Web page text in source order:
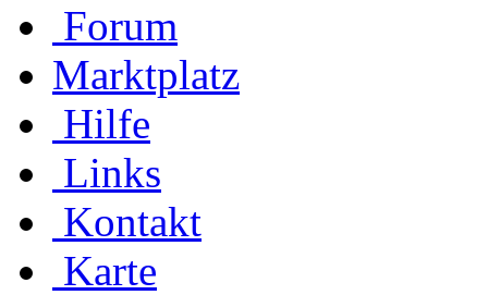
Forum
Marktplatz
Hilfe
Links
Kontakt
Karte